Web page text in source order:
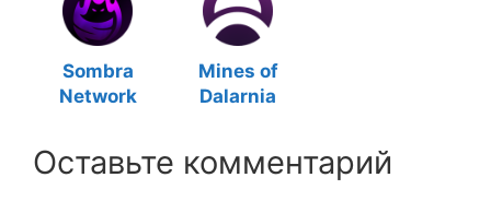
Sombra
Network
Mines of
Dalarnia
Оставьте комментарий